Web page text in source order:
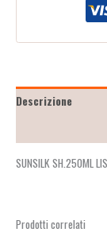
Descrizione
SUNSILK SH.250ML
Prodotti correlati